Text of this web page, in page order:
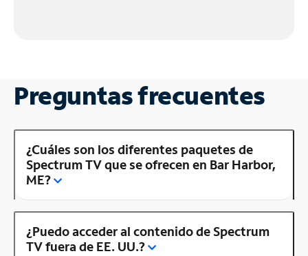
Preguntas frecuentes
¿Cuáles son los diferentes paquetes de
Spectrum TV que se ofrecen en Bar Harbor,
ME?
¿Puedo acceder al contenido de Spectrum
TV fuera de EE. UU.?